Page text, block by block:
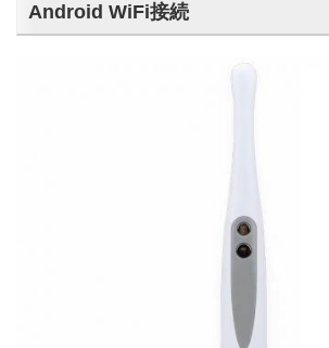
Android WiFi接続